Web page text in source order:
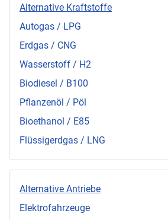
Alternative Kraftstoffe
Autogas / LPG
Erdgas / CNG
Wasserstoff / H2
Biodiesel / B100
Pflanzenöl / Pöl
Bioethanol / E85
Flüssigerdgas / LNG
Alternative Antriebe
Elektrofahrzeuge